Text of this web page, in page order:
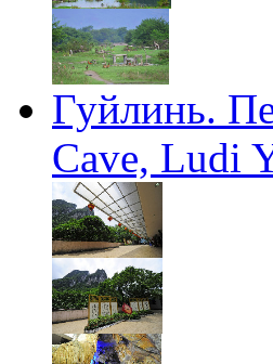
Гуйлинь.
Cave, Ludi